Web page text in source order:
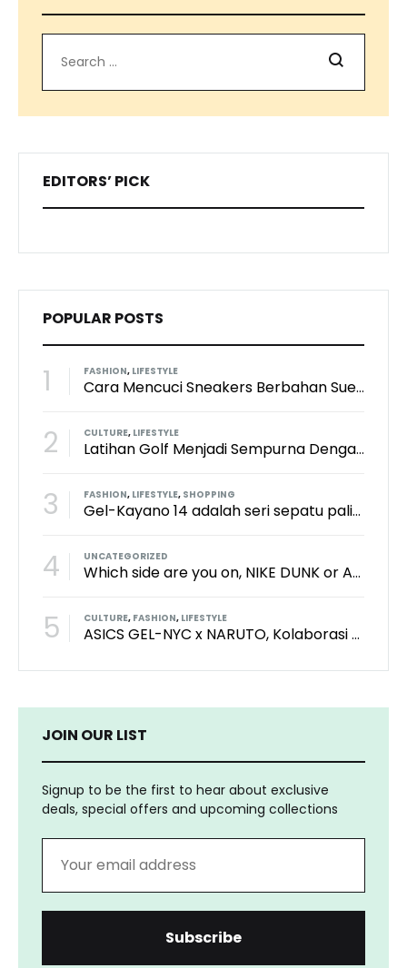
Search
EDITORS’ PICK
POPULAR POSTS
1 FASHION, LIFESTYLE
Cara Mencuci Sneakers Berbahan Suede: Aman Tanpa Merusak Tekstur
2 CULTURE, LIFESTYLE
Latihan Golf Menjadi Sempurna Dengan Kith x TaylorMade x Perfect Practice Putting Mat
3 FASHION, LIFESTYLE, SHOPPING
Gel-Kayano 14 adalah seri sepatu paling keren dari brand Asics?
4 UNCATEGORIZED
Which side are you on, NIKE DUNK or ADIDAS SAMBA?
5 CULTURE, FASHION, LIFESTYLE
ASICS GEL-NYC x NARUTO, Kolaborasi Yang Bikin Wibu Seneng!
JOIN OUR LIST
Signup to be the first to hear about exclusive
deals, special offers and upcoming collections